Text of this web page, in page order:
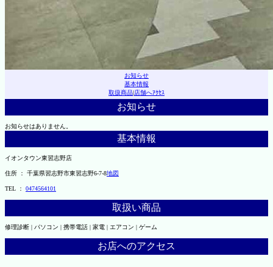
お知らせ
基本情報
取扱商品|店舗へｱｸｾｽ
お知らせ
お知らせはありません。
基本情報
イオンタウン東習志野店
住所 ： 千葉県習志野市東習志野6-7-8地図
TEL ： 0474564101
取扱い商品
修理診断 | パソコン | 携帯電話 | 家電 | エアコン | ゲーム
お店へのアクセス